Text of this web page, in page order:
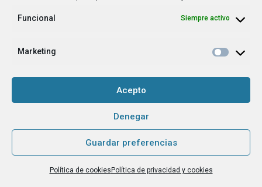
Funcional Siempre activo
Marketing
Acepto
Denegar
Guardar preferencias
Política de cookies Política de privacidad y cookies
Fanithings